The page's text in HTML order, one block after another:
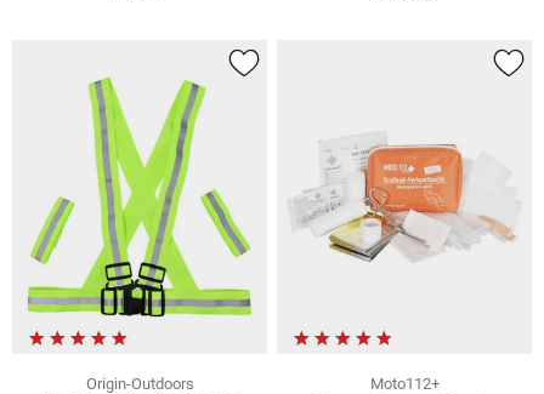
Origin-Outdoors
Moto112+